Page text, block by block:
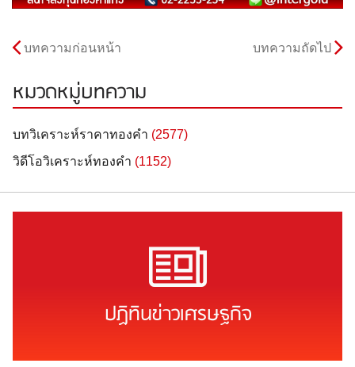
บทความก่อนหน้า บทความถัดไป
หมวดหมู่บทความ
บทวิเคราะห์ราคาทองคำ (2577)
วิดีโอวิเคราะห์ทองคำ (1152)
ปฏิทินข่าวเศรษฐกิจ